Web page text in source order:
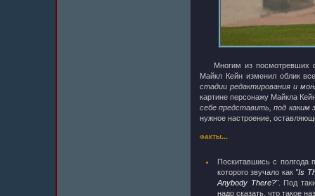
Многим из посмотревших
Майкл Кейн изменил облик
стадии редактирования и
картине персонажу Майкла
себе представить, под каким
нужное настроение,
факты...
Поскитавшись с полгода
которого звучало как "Is
Anybody There?". Под
надо сказать, что такое